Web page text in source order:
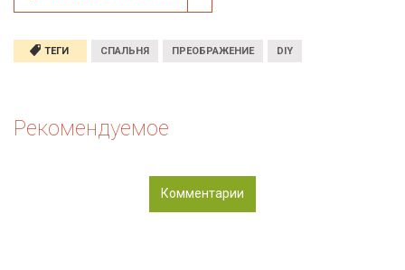
ТЕГИ СПАЛЬНЯ ПРЕОБРАЖЕНИЕ DIY
Рекомендуемое
Комментарии